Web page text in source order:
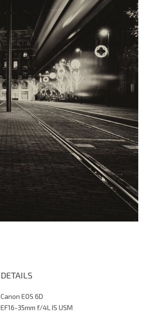
DETAILS
Canon EOS 6D
EF16-35mm f/4L IS USM